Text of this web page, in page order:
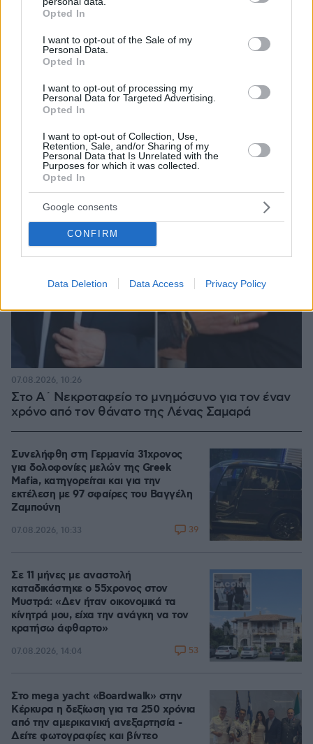
grant or deny consent to Google and its third-party tags to
use your data for below specified purposes in below Google
consent section.
Opted In
I want to opt-out of the Sale of my
Personal Data.
Opted In
I want to opt-out of processing my
Personal Data for Targeted Advertising.
Opted In
I want to opt-out of Collection, Use,
Retention, Sale, and/or Sharing of my
Personal Data that Is Unrelated with the
Purposes for which it was collected.
Opted In
Google consents
CONFIRM
Data Deletion Data Access Privacy Policy
υιοθέτησαν τον Αφγανό στη Λέσβο - Η αρχική
στην απολογία
Στο Α΄ Νεκροταφείο το μνημόσυνο για τον έναν
χρόνο από τον θάνατο της Λένας Σαμαρά
07.08.2026, 10:26
Συνελήφθη στη Γερμανία 31χρονος
για δολοφονίες μελών της Greek
Mafia, κατηγορείται και για την
εκτέλεση με 97 σφαίρες του Βαγγέλη
Ζαμπούνη
07.08.2026, 10:33 39
Σε 11 μήνες με αναστολή
καταδικάστηκε ο 55χρονος στον
Μυστρά: «Δεν ήταν οικονομικά τα
κίνητρά μου, είχα την ανάγκη να τον
κρατήσω άφθαρτο»
07.08.2026, 14:04 53
Στο mega yacht «Boardwalk» στην
Κέρκυρα η δεξίωση για τα 250 χρόνια
από την αμερικανική ανεξαρτησία -
Δείτε φωτογραφίες και βίντεο